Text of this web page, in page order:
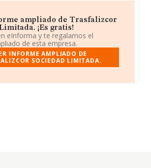
ampliado de Trasfalizcor
¡Es gratis!
eInforma y te regalamos el
de esta empresa.
INFORME AMPLIADO DE
SOCIEDAD LIMITADA.